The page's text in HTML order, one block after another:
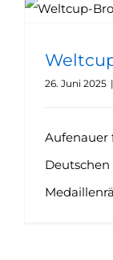
26. Juni 2025 |
Aufenauer